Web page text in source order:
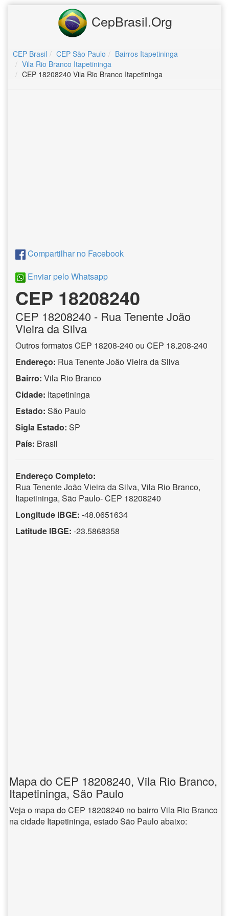
CepBrasil.Org
CEP Brasil CEP São Paulo
Bairros Itapetininga
Vila Rio Branco Itapetininga
CEP 18208240 Vila Rio Branco Itapetininga
Compartilhar no Facebook
Enviar pelo Whatsapp
CEP 18208240
CEP 18208240 - Rua Tenente João
Vieira da Silva
Outros formatos CEP 18208-240 ou CEP 18.208-240
Endereço: Rua Tenente João Vieira da Silva
Bairro: Vila Rio Branco
Cidade: Itapetininga
Estado: São Paulo
Sigla Estado: SP
País: Brasil
Endereço Completo:
Rua Tenente João Vieira da Silva, Vila Rio Branco,
Itapetininga, São Paulo- CEP 18208240
Longitude IBGE: -48.0651634
Latitude IBGE: -23.5868358
Mapa do CEP 18208240, Vila Rio Branco,
Itapetininga, São Paulo
Veja o mapa do CEP 18208240 no bairro Vila Rio Branco
na cidade Itapetininga, estado São Paulo abaixo: